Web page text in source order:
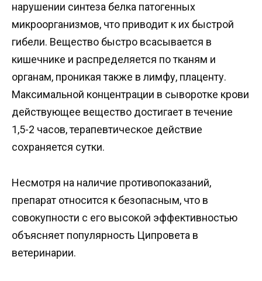
нарушении синтеза белка патогенных
микроорганизмов, что приводит к их быстрой
гибели. Вещество быстро всасывается в
кишечнике и распределяется по тканям и
органам, проникая также в лимфу, плаценту.
Максимальной концентрации в сыворотке крови
действующее вещество достигает в течение
1,5-2 часов, терапевтическое действие
сохраняется сутки.
Несмотря на наличие противопоказаний,
препарат относится к безопасным, что в
совокупности с его высокой эффективностью
объясняет популярность Ципровета в
ветеринарии.